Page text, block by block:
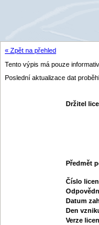
« Zpět na přehled
Tento výpis má pouze
Poslední aktualizace dat
Držitel
Předmět
Číslo
Datum
Den
Verze